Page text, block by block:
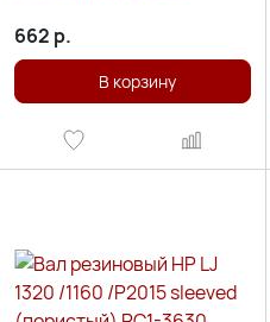
662 р.
В корзину